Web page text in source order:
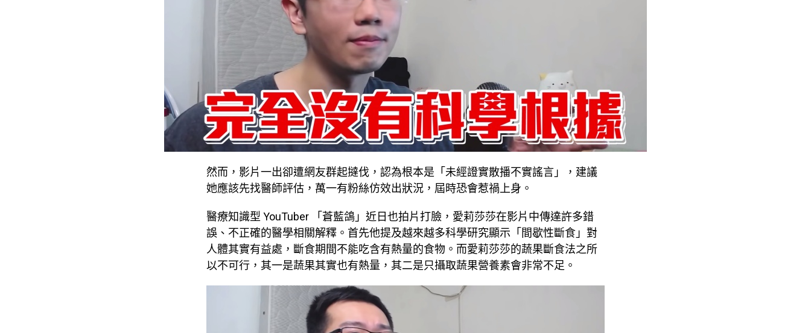
然而，影片一出卻遭網友群起撻伐，認為根本是「未經證實散播不實謠言」，建議
她應該先找醫師評估，萬一有粉絲仿效出狀況，屆時恐會惹禍上身。
醫療知識型 YouTuber 「 蒼藍鴿 」近日也拍片打臉，愛莉莎莎在影片中傳達許多錯
誤、不正確的醫學相關解釋。首先他提及越來越多科學研究顯示「間歇性斷食」對
人體其實有益處，斷食期間不能吃含有熱量的食物 。而愛莉莎莎的蔬果斷食法之所
以不可行，其一是蔬果其實也有熱量，其二是只攝取蔬果營養素會非常不足。